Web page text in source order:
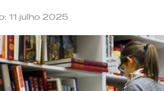
11 julho 2025